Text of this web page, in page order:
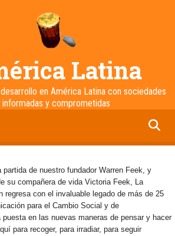
Latina
en América Latina con sociedades
informadas y comprometidas
partida de nuestro fundador Warren Feek, y
su compañera de vida Victoria Feek, La
regresa con el invaluable legado de más de 25
para el Cambio Social y de
en las nuevas maneras de pensar y hacer
para recoger, para irradiar, para seguir